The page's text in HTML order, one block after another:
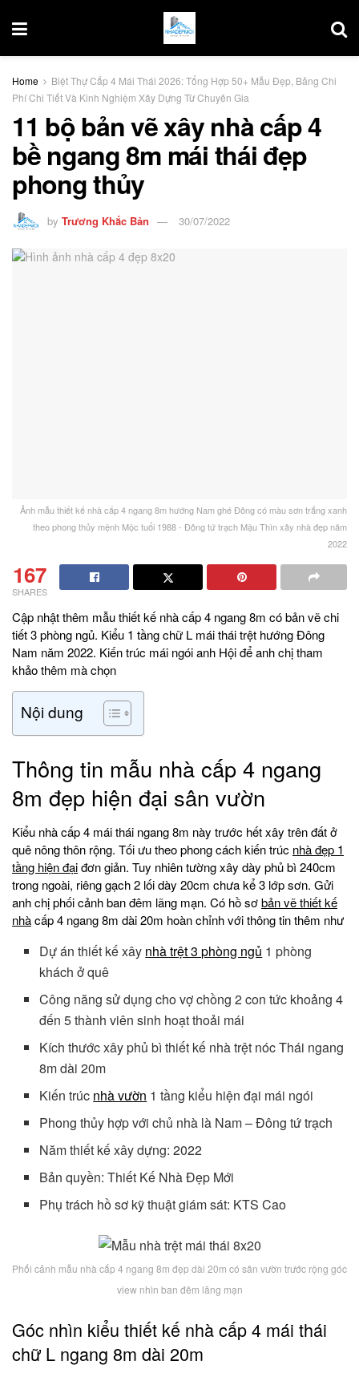
Home
Biệt Thự Cấp 4 Mái Thái 2026: Tổng Hợp 50+ Mẫu Đẹp, Bảng Chi
Phí Chi Tiết Và Kinh Nghiệm Xây Dựng Từ Chuyên Gia
11 bộ bản vẽ xây nhà cấp 4
bề ngang 8m mái thái đẹp
phong thủy
by Trương Khắc Bản 30/07/2022
Ảnh mẫu thiết kế nhà cấp 4 ngang 8m hướng Nam ghé Đông có màu sơn trắng xanh
theo phong thủy mệnh Mộc tuổi 1988 - Đông tứ trạch Mậu Thìn xây nhà đẹp năm
2022
167
SHARES
Cập nhật thêm mẫu thiết kế nhà cấp 4 ngang 8m có bản vẽ chi
tiết 3 phòng ngủ. Kiểu 1 tầng chữ L mái thái trệt hướng Đông
Nam năm 2022. Kiến trúc mái ngói anh Hội để anh chị tham
khảo thêm mà chọn
Nội dung
Thông tin mẫu nhà cấp 4 ngang
8m đẹp hiện đại sân vườn
Kiểu nhà cấp 4 mái thái ngang 8m này trước hết xây trên đất ở
quê nông thôn rộng. Tối ưu theo phong cách kiến trúc nhà đẹp 1
tầng hiện đạiđơn giản. Tuy nhiên tường xây dày phủ bì 240cm
trong ngoài, riêng gạch 2 lối dày 20cm chưa kể 3 lớp sơn. Gửi
anh chị phối cảnh ban đêm lãng mạn. Có hồ sơbản vẽ thiết kế
nhàcấp 4 ngang 8m dài 20m hoàn chỉnh với thông tin thêm như
Dự án thiết kế xây nhà trệt 3 phòng ngủ 1 phòng
khách ở quê
Công năng sử dụng cho vợ chồng 2 con tức khoảng 4
đến 5 thành viên sinh hoạt thoải mái
Kích thước xây phủ bì thiết kế nhà trệt nóc Thái ngang
8m dài 20m
Kiến trúc nhà vườn 1 tầng kiểu hiện đại mái ngói
Phong thủy hợp với chủ nhà là Nam – Đông tứ trạch
Năm thiết kế xây dựng: 2022
Bản quyền: Thiết Kế Nhà Đẹp Mới
Phụ trách hồ sơ kỹ thuật giám sát: KTS Cao
Phối cảnh mẫu nhà cấp 4 ngang 8m đẹp dài 20m có sân vườn trước rộng góc
view nhìn ban đêm lãng mạn
Góc nhìn kiểu thiết kế nhà cấp 4 mái thái
chữ L ngang 8m dài 20m